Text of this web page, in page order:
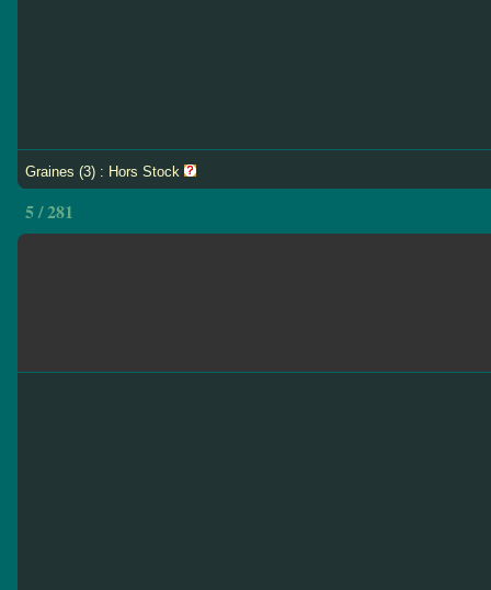
Graines (3) : Hors Stock
5 / 281